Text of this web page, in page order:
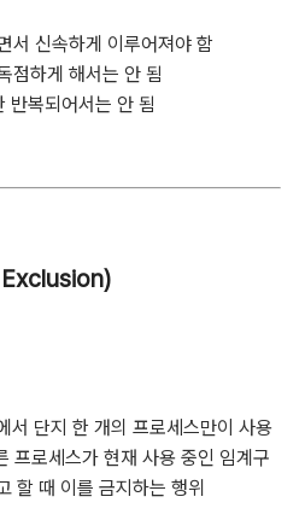
서 신속하게 이루어져야 함
점하게 해서는 안 됨
반복되어서는 안 됨
서 단지 한 개의 프로세스만이 사용
프로세스가 현재 사용 중인 임계구
할 때 이를 금지하는 행위